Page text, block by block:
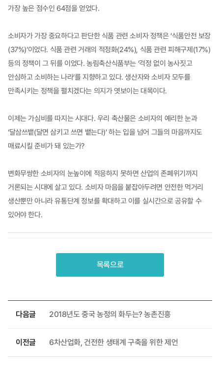
가장 높은 점수인 64점을 얻었다.
소비자가 가장 중요하다고 판단한 식품 관련 소비자 정책은 ‘식품안전 보장
(37%)’이었다. 식품 관련 거래의 적정화(24%), 식품 관련 피해구제(17%)
등의 정책이 그 뒤를 이었다. 농림축산식품부는 ‘걱정 없이 농사짓고
안심하고 소비하는 나라’를 지향하고 있다. 생산자와 소비자 모두를
만족시키는 정책을 펼치겠다는 의지가 엿보이는 대목이다.
이제는 가심비를 따지는 시대다. 우리 축산물은 소비자의 예리한 눈과
‘달삼쓰뱉(달면 삼키고 쓰면 뱉는다)’ 하는 입을 넘어 그들의 마음까지도
매료시킬 준비가 돼 있는가?
변화무쌍한 소비자의 눈높이에 적응하지 못하면 산업의 존폐위기까지
거론되는 시대에 살고 있다. 소비자 마음을 붙잡아두려면 안전한 먹거리
생산뿐만 아니라 유통단계 정보를 확대하고 이를 실시간으로 공유할 수
있어야 한다.
목록으로
다음글 2018년도 중국 농정의 화두는? 농촌진흥
이전글 6차산업화, 건전한 생태계 구축을 위한 제언